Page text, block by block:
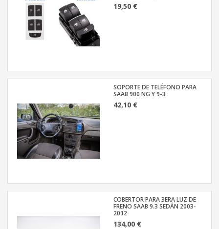
19,50 €
SOPORTE DE TELÉFONO PARA
SAAB 900 NG Y 9-3
42,10 €
COBERTOR PARA 3ERA LUZ DE
FRENO SAAB 9.3 SEDÁN 2003-
2012
134,00 €